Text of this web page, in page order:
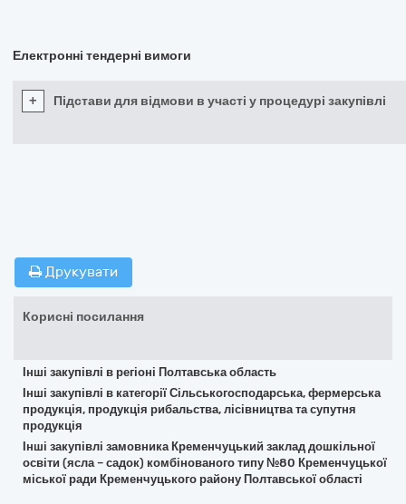
Електронні тендерні вимоги
+ Підстави для відмови в участі у процедурі закупівлі
Друкувати
Корисні посилання
Інші закупівлі в регіоні Полтавська область
Інші закупівлі в категорії Сільськогосподарська, фермерська
продукція, продукція рибальства, лісівництва та супутня
продукція
Інші закупівлі замовника Кременчуцький заклад дошкільної
освіти (ясла – садок) комбінованого типу №80 Кременчуцької
міської ради Кременчуцького району Полтавської області